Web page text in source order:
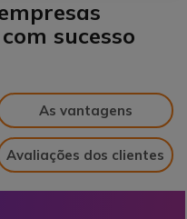
sucesso
As vantagens
Avaliações dos clientes